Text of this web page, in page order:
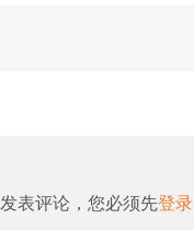
表评论，您必须先登录